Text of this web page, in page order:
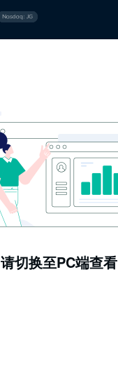
请切换至PC端查看